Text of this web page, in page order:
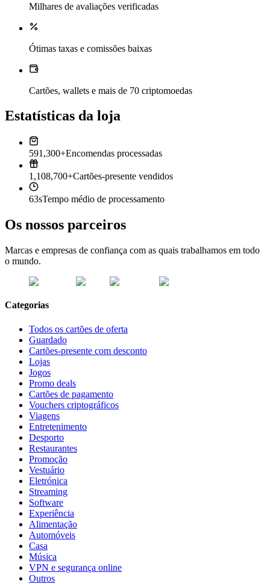
Milhares de avaliações verificadas
Ótimas taxas e comissões baixas
Cartões, wallets e mais de 70 criptomoedas
Estatísticas da loja
591,300+Encomendas processadas
1,108,700+Cartões-presente vendidos
63sTempo médio de processamento
Os nossos parceiros
Marcas e empresas de confiança com as quais trabalhamos em todo
o mundo.
Categorias
Todos os cartões de oferta
Guardado
Cartões-presente com desconto
Lojas
Jogos
Promo deals
Cartões de pagamento
Vouchers criptográficos
Viagens
Entretenimento
Desporto
Restaurantes
Promoção
Vestuário
Eletrónica
Streaming
Software
Experiência
Alimentação
Automóveis
Casa
Música
VPN e segurança online
Outros